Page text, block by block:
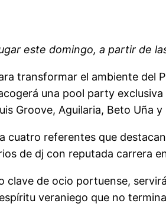
este domingo, a partir de
transformar el ambiente del
una pool party
Groove, Aguilaria, Beto Uña
cuatro referentes que
de dj con reputada carrera
clave de ocio portuense,
veraniego que no